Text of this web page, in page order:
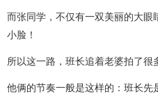
而张同学，不仅有一双美丽的大眼
小脸！
所以这一路，班长追着老婆拍了很
他俩的节奏一般是这样的：班长